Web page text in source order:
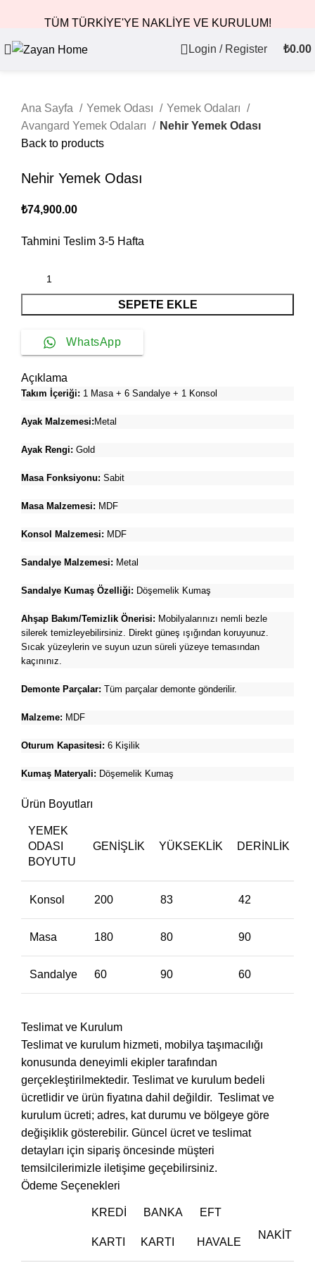
TÜM TÜRKİYE'YE NAKLİYE VE KURULUM!
Login / Register ₺0.00
Ana Sayfa Yemek Odası
Yemek Odaları
Avangard Yemek Odaları
Nehir Yemek Odası
Back to products
Nehir Yemek Odası
₺74,900.00
Tahmini Teslim 3-5 Hafta
SEPETE EKLE
WhatsApp
Açıklama
Takım İçeriği: 1 Masa + 6 Sandalye + 1 Konsol
Ayak Malzemesi: Metal
Ayak Rengi: Gold
Masa Fonksiyonu: Sabit
Masa Malzemesi: MDF
Konsol Malzemesi: MDF
Sandalye Malzemesi: Metal
Sandalye Kumaş Özelliği: Döşemelik Kumaş
Ahşap Bakım/Temizlik Önerisi: Mobilyalarınızı nemli bezle
silerek temizleyebilirsiniz. Direkt güneş ışığından koruyunuz.
Sıcak yüzeylerin ve suyun uzun süreli yüzeye temasından
kaçınınız.
Demonte Parçalar: Tüm parçalar demonte gönderilir.
Malzeme: MDF
Oturum Kapasitesi: 6 Kişilik
Kumaş Materyali: Döşemelik Kumaş
Ürün Boyutları
YEMEK
ODASI
BOYUTU
GENIŞLIK YÜKSEKLIK DERINLIK
Konsol 200 83 42
Masa 180 80 90
Sandalye 60 90 60
Teslimat ve Kurulum
Teslimat ve kurulum hizmeti, mobilya taşımacılığı
konusunda deneyimli ekipler tarafından
gerçekleştirilmektedir. Teslimat ve kurulum bedeli
ücretlidir ve ürün fiyatına dahil değildir. ‎ Teslimat ve
kurulum ücreti; adres, kat durumu ve bölgeye göre
değişiklik gösterebilir. Güncel ücret ve teslimat
detayları için sipariş öncesinde müşteri
temsilcilerimizle iletişime geçebilirsiniz.
Ödeme Seçenekleri
KREDI
KARTI
BANKA
KARTI
EFT
HAVALE
NAKIT